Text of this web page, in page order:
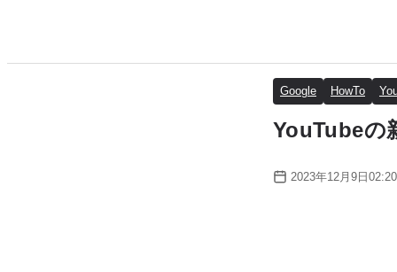
Google HowTo
YouTubeの
2023年12月9日02:20